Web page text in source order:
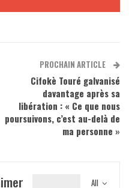
PROCHAIN ARTICLE
Cifokè Touré galvanisé
davantage après sa
libération : « Ce que nous
poursuivons, c’est au-delà de
ma personne »
All